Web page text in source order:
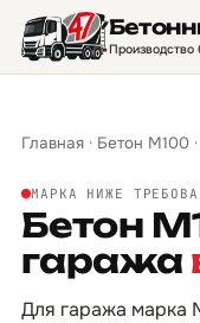
Производство
Главная · Бетон М100 ·
МАРКА НИЖЕ
Бетон
гаража
Для гаража марка